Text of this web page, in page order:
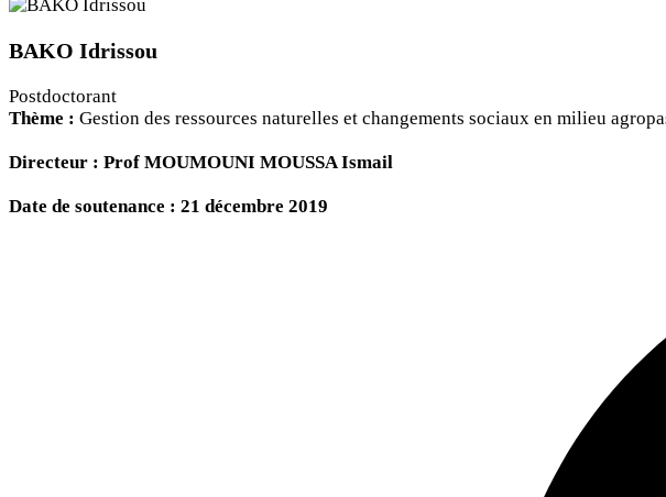
BAKO Idrissou
Postdoctorant
Thème : Gestion des ressources naturelles et changements sociaux en milieu
Directeur : Prof MOUMOUNI MOUSSA Ismail
Date de soutenance : 21 décembre 2019